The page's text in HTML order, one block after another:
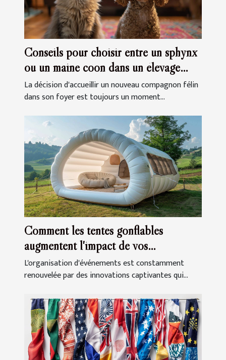
Conseils pour choisir entre un sphynx
ou un maine coon dans un élevage
familial
La décision d'accueillir un nouveau compagnon félin
dans son foyer est toujours un moment...
Comment les tentes gonflables
augmentent l'impact de vos
événements
L'organisation d'événements est constamment
renouvelée par des innovations captivantes qui...